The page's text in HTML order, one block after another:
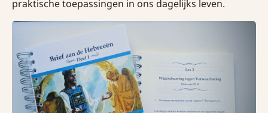
praktische toepassingen in ons dagelijks leven.